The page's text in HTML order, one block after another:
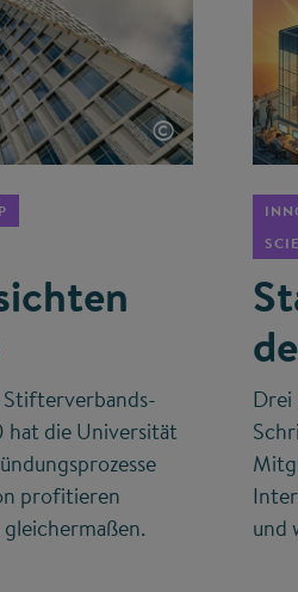
©
Stifterverbands-
hat die Universität
profitieren
Drei
und